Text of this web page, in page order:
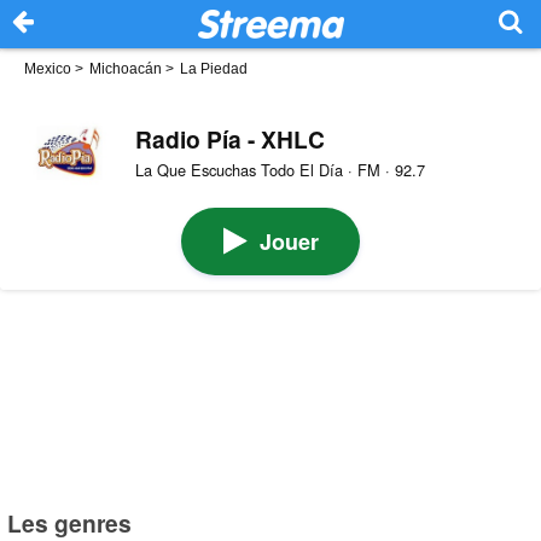
Mexico > Michoacán > La Piedad
Radio Pía - XHLC
La Que Escuchas Todo El Día · FM · 92.7
Jouer
Les genres